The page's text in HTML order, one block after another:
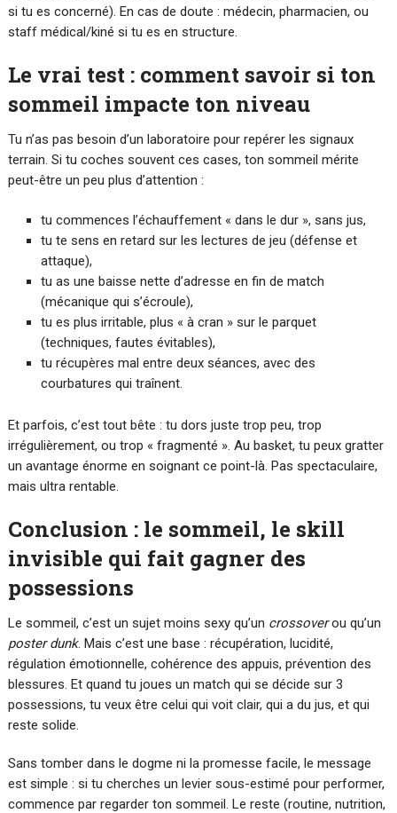
si tu es concerné). En cas de doute : médecin, pharmacien, ou
staff médical/kiné si tu es en structure.
Le vrai test : comment savoir si ton
sommeil impacte ton niveau
Tu n’as pas besoin d’un laboratoire pour repérer les signaux
terrain. Si tu coches souvent ces cases, ton sommeil mérite
peut-être un peu plus d’attention :
tu commences l’échauffement « dans le dur », sans jus,
tu te sens en retard sur les lectures de jeu (défense et
attaque),
tu as une baisse nette d’adresse en fin de match
(mécanique qui s’écroule),
tu es plus irritable, plus « à cran » sur le parquet
(techniques, fautes évitables),
tu récupères mal entre deux séances, avec des
courbatures qui traînent.
Et parfois, c’est tout bête : tu dors juste trop peu, trop
irrégulièrement, ou trop « fragmenté ». Au basket, tu peux gratter
un avantage énorme en soignant ce point-là. Pas spectaculaire,
mais ultra rentable.
Conclusion : le sommeil, le skill
invisible qui fait gagner des
possessions
Le sommeil, c’est un sujet moins sexy qu’un crossoverou qu’un
poster dunk. Mais c’est une base : récupération, lucidité,
régulation émotionnelle, cohérence des appuis, prévention des
blessures. Et quand tu joues un match qui se décide sur 3
possessions, tu veux être celui qui voit clair, qui a du jus, et qui
reste solide.
Sans tomber dans le dogme ni la promesse facile, le message
est simple : si tu cherches un levier sous-estimé pour performer,
commence par regarder ton sommeil. Le reste (routine, nutrition,